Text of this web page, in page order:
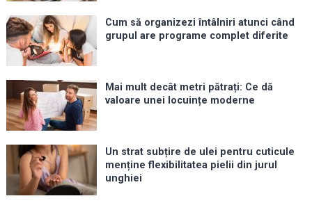
Cum să organizezi întâlniri atunci când
grupul are programe complet diferite
Mai mult decât metri pătrați: Ce dă
valoare unei locuințe moderne
Un strat subțire de ulei pentru cuticule
menține flexibilitatea pielii din jurul
unghiei